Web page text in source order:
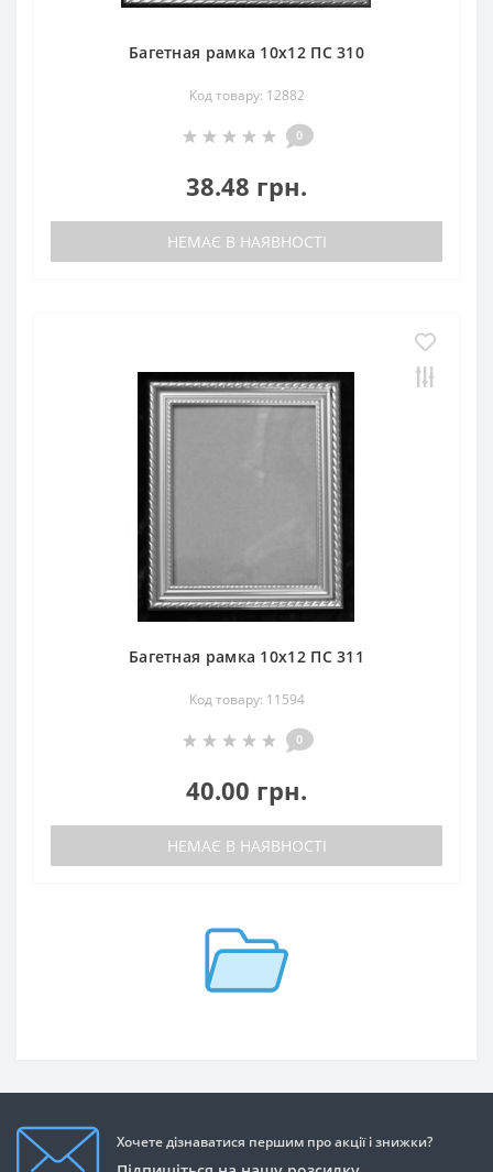
Багетная рамка 10х12 ПС 310
Код товару: 12882
0
38.48 грн.
НЕМАЄ В НАЯВНОСТІ
Багетная рамка 10х12 ПС 311
Код товару: 11594
0
40.00 грн.
НЕМАЄ В НАЯВНОСТІ
Хочете дізнаватися першим про акції і знижки?